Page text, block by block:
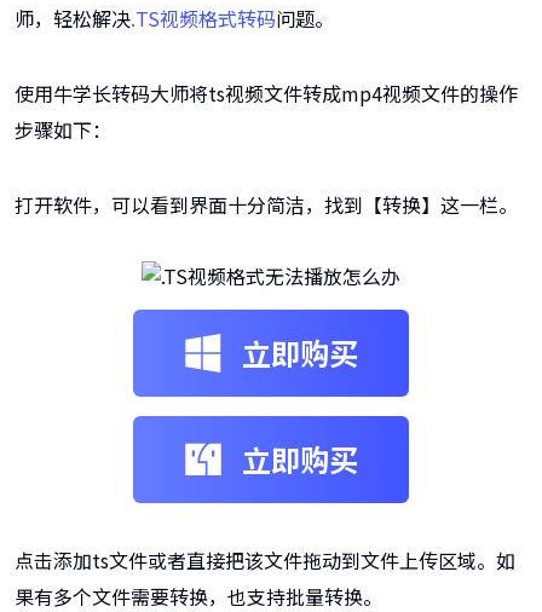
师，轻松解决.TS视频格式转码问题。
使用牛学长转码大师将ts视频文件转成mp4视频文件的操作
步骤如下：
打开软件，可以看到界面十分简洁，找到【转换】这一栏。
立即购买
立即购买
点击添加ts文件或者直接把该文件拖动到文件上传区域。如
果有多个文件需要转换，也支持批量转换。